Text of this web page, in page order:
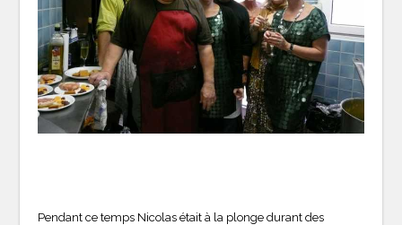
Pendant ce temps Nicolas était à la plonge durant des